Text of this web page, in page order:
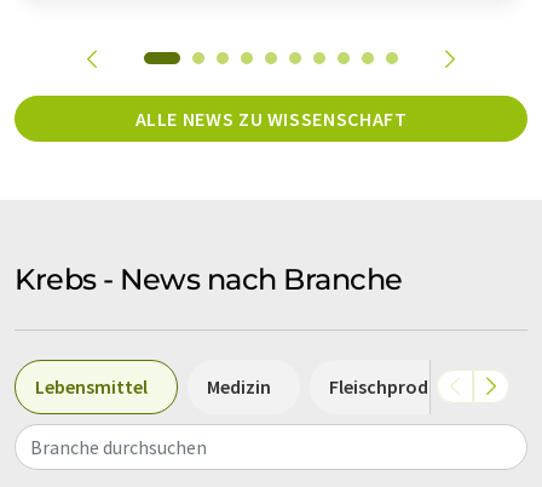
ALLE NEWS ZU WISSENSCHAFT
Krebs - News nach Branche
Lebensmittel Medizin Fleischprodukte
Branche durchsuchen